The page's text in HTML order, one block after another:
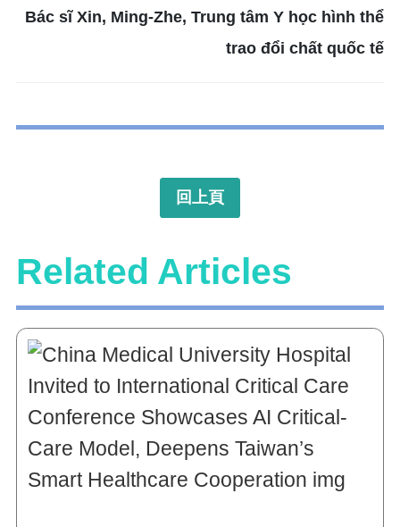
Bác sĩ Xin, Ming-Zhe, Trung tâm Y học hình thể
trao đổi chất quốc tế
回上頁
Related Articles